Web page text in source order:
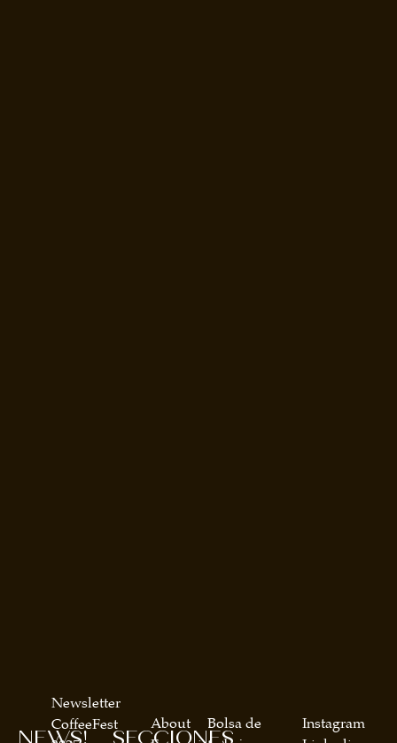
SECCIONES
About
Bolsa de
NEWS!
Newsletter
CoffeeFest
Instagram